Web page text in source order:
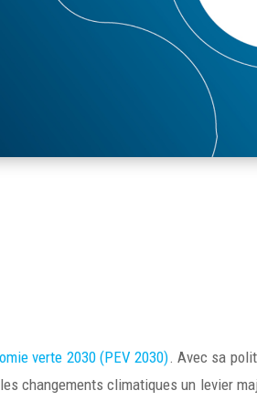
verte 2030 (PEV 2030). Avec sa
changements climatiques un levier